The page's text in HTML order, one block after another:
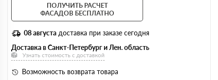
ПОЛУЧИТЬ РАСЧЕТ
ФАСАДОВ БЕСПЛАТНО
08 августа доставка при заказе сегодня
Доставка в Санкт-Петербург и Лен. область
Узнать стоимость с доставкой
Возможность возврата товара